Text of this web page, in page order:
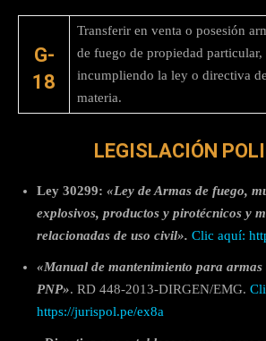
G-
18
Transferir en venta o posesión
de fuego de propiedad particular,
incumpliendo la ley o directiva
materia.
LEGISLACIÓN
Ley 30299: «Ley de Armas de fuego,
explosivos, productos y pirotécnicos y
relacionadas de uso civil». Clic aquí:
«Manual de mantenimiento para armas
PNP». RD 448-2013-DIRGEN/EMG.
https://jurispol.pe/ex8a